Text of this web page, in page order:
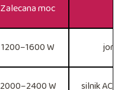
Zalecana moc
1200–1600 W
2000–2400 W silnik AC